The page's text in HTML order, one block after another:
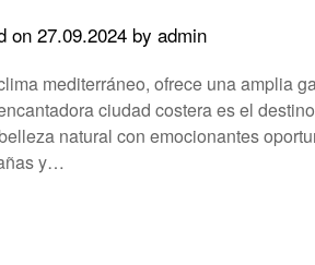
on 27.09.2024by admin
mediterráneo, ofrece una amplia
ciudad costera es el
natural con emocionantes
y…